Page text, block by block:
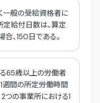
一般の受給資格者に
給付日数は、算定
、150日である。
65歳以上の労働者
週間の所定労働時間
つの事業所における1